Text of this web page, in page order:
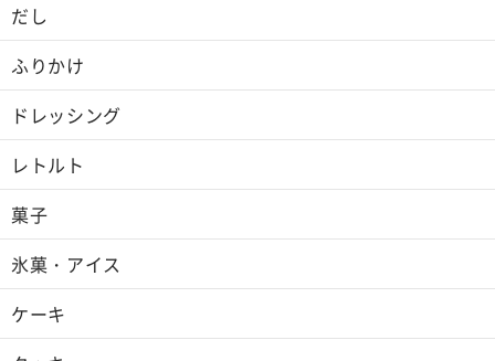
だし
ふりかけ
ドレッシング
レトルト
菓子
氷菓・アイス
ケーキ